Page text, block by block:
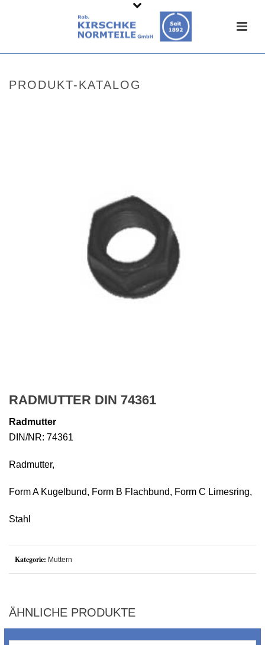
PRODUKT-KATALOG
RADMUTTER DIN 74361
Radmutter
DIN/NR: 74361
Radmutter,
Form A Kugelbund, Form B Flachbund, Form C Limesring,
Stahl
Kategorie: Muttern
ÄHNLICHE PRODUKTE